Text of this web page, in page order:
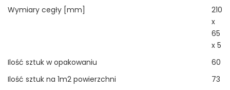
Wymiary cegły [mm]
210
x
65
x 5
Ilość sztuk w opakowaniu
60
Ilość sztuk na 1m2 powierzchni
73